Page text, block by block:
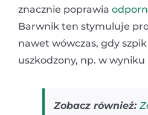
znacznie poprawia
Barwnik ten stymuluje
nawet wówczas, gdy
uszkodzony, np. w
Zobacz również: